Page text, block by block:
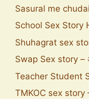
Sasural me chudai
School Sex Story
Shuhagrat sex
Swap Sex story –
Teacher Student
TMKOC sex story